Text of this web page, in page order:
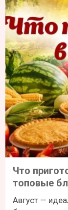
Что
топовые
Август —